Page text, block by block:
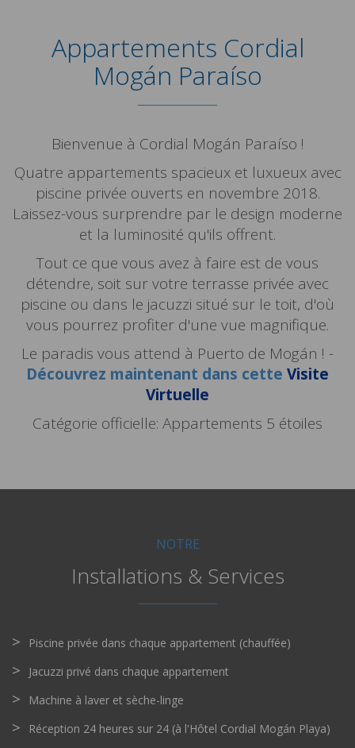
Appartements Cordial
Mogán Paraíso
Bienvenue à Cordial Mogán Paraíso !
Quatre appartements spacieux et luxueux avec
piscine privée ouverts en novembre 2018.
Laissez-vous surprendre par le design moderne
et la luminosité qu'ils offrent.
Tout ce que vous avez à faire est de vous
détendre, soit sur votre terrasse privée avec
piscine ou dans le jacuzzi situé sur le toit, d'où
vous pourrez profiter d'une vue magnifique.
Le paradis vous attend à Puerto de Mogán ! -
Découvrez maintenant dans cette Visite
Virtuelle
Catégorie officielle: Appartements 5 étoiles
NOTRE
Installations & Services
Piscine privée dans chaque appartement (chauffée)
Jacuzzi privé dans chaque appartement
Machine à laver et sèche-linge
Réception 24 heures sur 24 (à l'Hôtel Cordial Mogán Playa)